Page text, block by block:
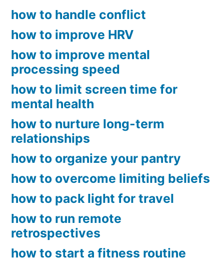
how to handle conflict
how to improve HRV
how to improve mental
processing speed
how to limit screen time for
mental health
how to nurture long-term
relationships
how to organize your pantry
how to overcome limiting beliefs
how to pack light for travel
how to run remote
retrospectives
how to start a fitness routine